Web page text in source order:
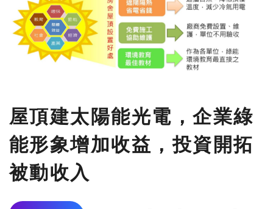
刊登
屋頂建太陽能光電，企業綠
能形象增加收益，投資開拓
被動收入